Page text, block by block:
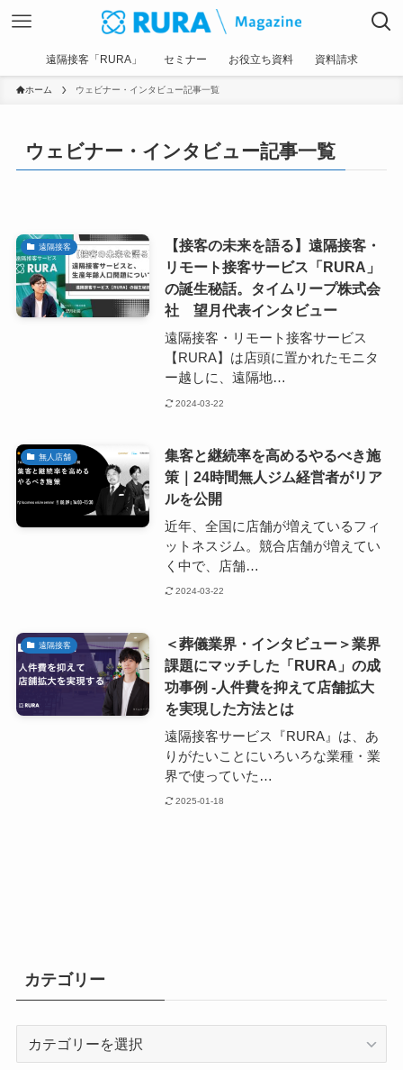
遠隔接客「RURA」 セミナー お役立ち資料 資料請求
ホーム ウェビナー・インタビュー記事一覧
ウェビナー・インタビュー記事一覧
遠隔接客
【接客の未来を語る】遠隔接客・
リモート接客サービス「RURA」
の誕生秘話。タイムリープ株式会
社 望月代表インタビュー
遠隔接客・リモート接客サービス
【RURA】は店頭に置かれたモニタ
ー越しに、遠隔地…
2024-03-22
無人店舗
集客と継続率を高めるやるべき施
策｜24時間無人ジム経営者がリア
ルを公開
近年、全国に店舗が増えているフィ
ットネスジム。競合店舗が増えてい
く中で、店舗…
2024-03-22
遠隔接客
＜葬儀業界・インタビュー＞業界
課題にマッチした「RURA」の成
功事例 -人件費を抑えて店舗拡大
を実現した方法とは
遠隔接客サービス『RURA』は、あ
りがたいことにいろいろな業種・業
界で使っていた…
2025-01-18
カテゴリー